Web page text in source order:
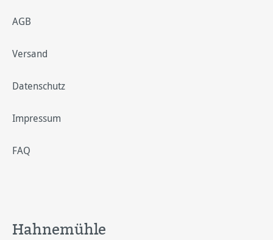
AGB
Versand
Datenschutz
Impressum
FAQ
Hahnemühle